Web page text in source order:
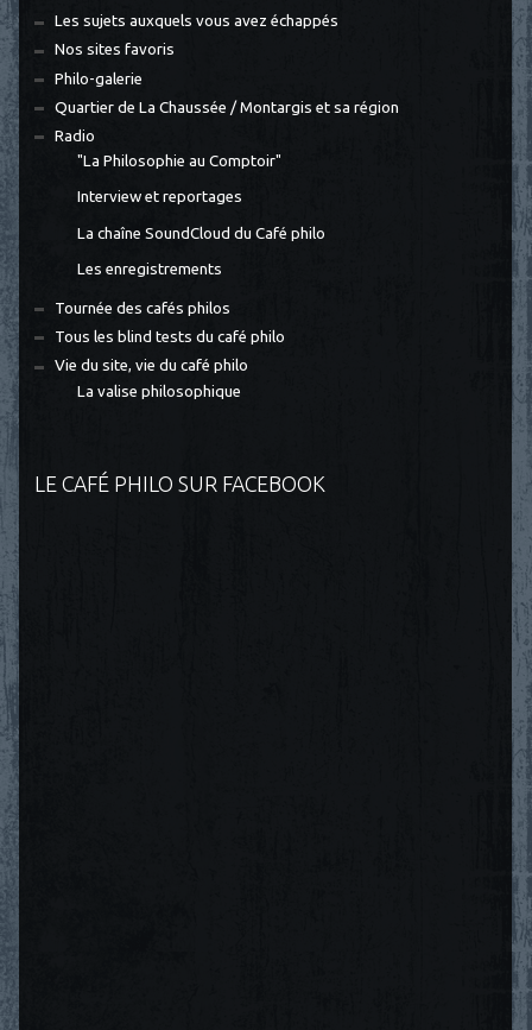
Les sujets auxquels vous avez échappés
Nos sites favoris
Philo-galerie
Quartier de La Chaussée / Montargis et sa région
Radio
"La Philosophie au Comptoir"
Interview et reportages
La chaîne SoundCloud du Café philo
Les enregistrements
Tournée des cafés philos
Tous les blind tests du café philo
Vie du site, vie du café philo
La valise philosophique
LE CAFÉ PHILO SUR FACEBOOK